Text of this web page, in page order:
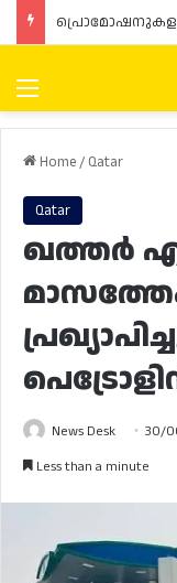
Menu
Home/ Qatar
Qatar
ഖത്തർ
News Desk 30/
Less than a minute